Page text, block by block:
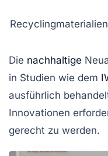
Recyclingmaterialien
Die nachhaltige
in Studien wie dem
ausführlich
Innovationen
gerecht zu werden.